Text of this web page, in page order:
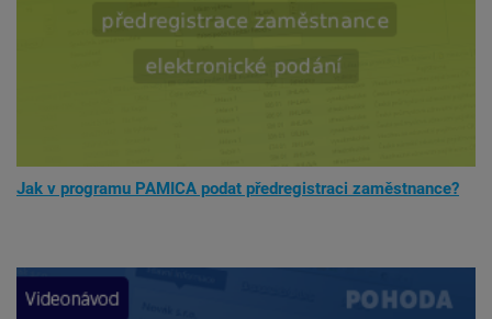
Jak v programu PAMICA podat předregistraci zaměstnance?